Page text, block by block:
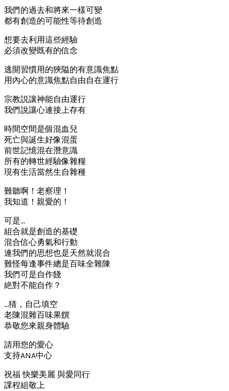
我們的過去和將來一樣可變
都有創造的可能性等待創造
想要去利用這些經驗
必須改變既有的信念
逃開習慣用的狹隘的有意識焦點
用內心的意識焦點自由自在運行
宗教説讓神能自由運行
我們說讓心連接上存有
時間空間是個混血兒
死亡與誕生好像混蛋
前世記憶混在潛意識
所有的轉世經驗像雜糧
現有生活當然生自雜種
難聽啊！老察理！
我知道！親愛的！
可是…
組合就是創造的基礎
混合信心勇氣和行動
連我們的思想也是天然就混合
難怪每逢事件總是百味全雜陳
我們可是自作餞
絶對不能自作？
…猜，自己填空
老陳混雜百味果饌
恭敬您來親身體驗
請用您的愛心
支持ANA中心
祝福 快樂美麗 與愛同行
課程組敬上